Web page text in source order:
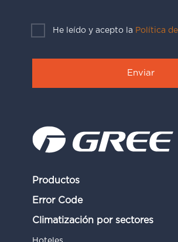
He leído y acepto la Política
Productos
Error Code
Climatización por sectores